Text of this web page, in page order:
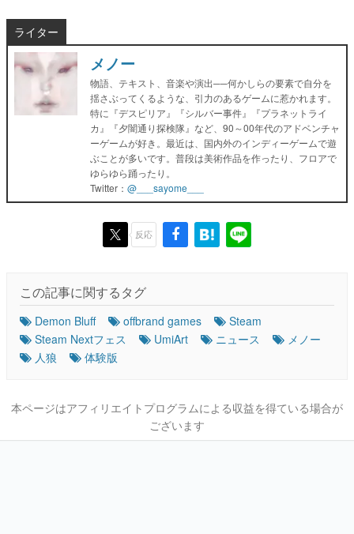
ライター
メノー
物語、テキスト、音楽や演出──何かしらの要素で自分を
揺さぶってくるような、引力のあるゲームに惹かれます。
特に『デスピリア』『シルバー事件』『プラネットライ
カ』『夕闇通り探検隊』など、90～00年代のアドベンチャ
ーゲームが好き。最近は、国内外のインディーゲームで遊
ぶことが多いです。普段は美術作品を作ったり、フロアで
ゆらゆら踊ったり。
Twitter： @___sayome___
反応
この記事に関するタグ
Demon Bluff offbrand games
Steam
Steam Nextフェス
UmiArt ニュース
メノー
人狼
体験版
本ページはアフィリエイトプログラムによる収益を得ている場合が
ございます